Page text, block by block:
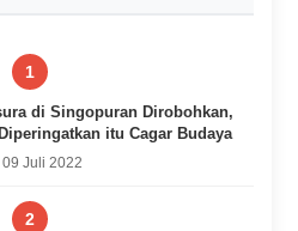
1
di Singopuran Dirobohkan,
itu Cagar Budaya
09 Juli 2022
2